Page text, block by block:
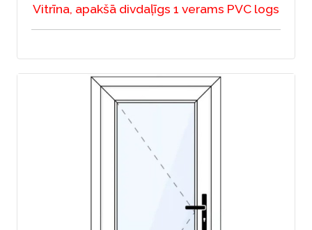
Vitrīna, apakšā divdaļīgs 1 verams PVC logs